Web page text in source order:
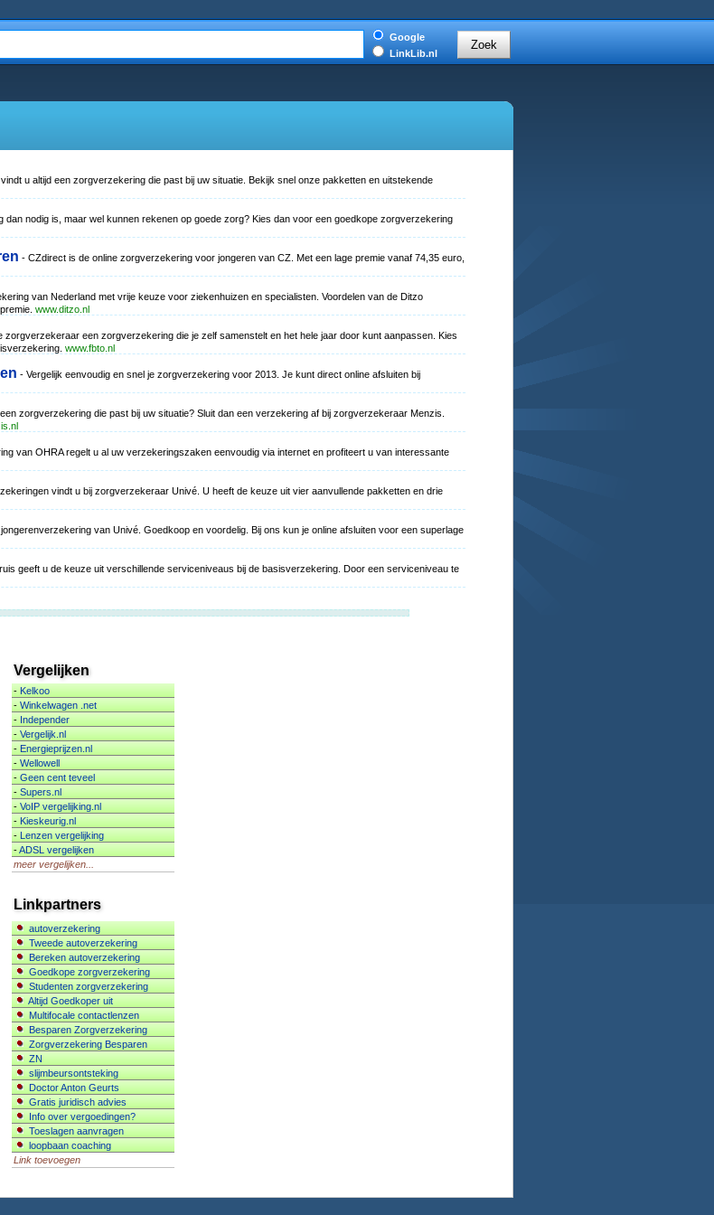
Google
LinkLib.nl
u altijd een zorgverzekering die past bij uw situatie. Bekijk snel onze pakketten en uitstekende
nodig is, maar wel kunnen rekenen op goede zorg? Kies dan voor een goedkope zorgverzekering
- CZdirect is de online zorgverzekering voor jongeren van CZ. Met een lage premie vanaf 74,35 euro,
van Nederland met vrije keuze voor ziekenhuizen en specialisten. Voordelen van de Ditzo
www.ditzo.nl
zorgverzekeraar een zorgverzekering die je zelf samenstelt en het hele jaar door kunt aanpassen. Kies
www.fbto.nl
- Vergelijk eenvoudig en snel je zorgverzekering voor 2013. Je kunt direct online afsluiten bij
zorgverzekering die past bij uw situatie? Sluit dan een verzekering af bij zorgverzekeraar Menzis.
van OHRA regelt u al uw verzekeringszaken eenvoudig via internet en profiteert u van interessante
vindt u bij zorgverzekeraar Univé. U heeft de keuze uit vier aanvullende pakketten en drie
van Univé. Goedkoop en voordelig. Bij ons kun je online afsluiten voor een superlage
geeft u de keuze uit verschillende serviceniveaus bij de basisverzekering. Door een serviceniveau te
Vergelijken
-Kelkoo
-Winkelwagen .net
-Independer
-Vergelijk.nl
-Energieprijzen.nl
-Wellowell
-Geen cent teveel
-Supers.nl
-VoIP vergelijking.nl
-Kieskeurig.nl
-Lenzen vergelijking
-ADSL vergelijken
meer vergelijken...
Linkpartners
autoverzekering
Tweede autoverzekering
Bereken autoverzekering
Goedkope zorgverzekering
Studenten zorgverzekering
Altijd Goedkoper uit
Multifocale contactlenzen
Besparen Zorgverzekering
Zorgverzekering Besparen
ZN
slijmbeursontsteking
Doctor Anton Geurts
Gratis juridisch advies
Info over vergoedingen?
Toeslagen aanvragen
loopbaan coaching
Link toevoegen